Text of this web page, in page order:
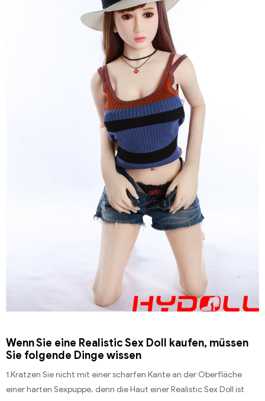
Wenn Sie eine Realistic Sex Doll kaufen, müssen
Sie folgende Dinge wissen
1.Kratzen Sie nicht mit einer scharfen Kante an der Oberfläche
einer harten Sexpuppe, denn die Haut einer Realistic Sex Doll ist